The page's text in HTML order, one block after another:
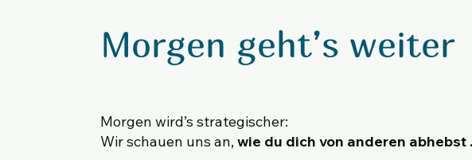
Morgen geht’s weiter
Morgen wird’s strategischer:
Wir schauen uns an,wie du dich von anderen abhebst .